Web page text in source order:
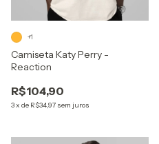
Camiseta Katy Perry -
Reaction
R$104,90
3x de R$34,97 sem juros
+1